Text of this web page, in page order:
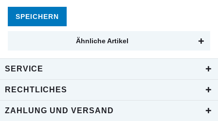
SPEICHERN
Ähnliche Artikel
SERVICE
RECHTLICHES
ZAHLUNG UND VERSAND